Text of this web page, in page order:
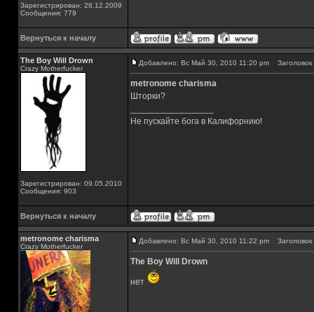
Зарегистрирован: 28.12.2009
Сообщения: 779
Вернуться к началу
The Boy Will Drown
Crazy Motherfucker
Зарегистрирован: 09.05.2010
Сообщения: 903
Добавлено: Вс Май 30, 2010 11:20 pm
metronome charisma
Шторки?
Не пускайте бога в Калифорнию!
Вернуться к началу
metronome charisma
Crazy Motherfucker
Добавлено: Вс Май 30, 2010 11:22 pm
The Boy Will Drown
нет